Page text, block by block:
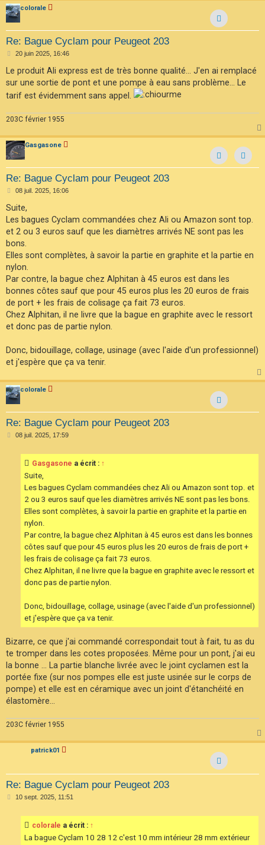
colorale
Re: Bague Cyclam pour Peugeot 203
M
s
s
a
e
20 juin 2025, 16:46
Le produit Ali express est de très bonne qualité... J'en ai remplacé
sur une sortie de pont et une pompe à eau sans problème... Le
tarif est évidemment sans appel.
203C février 1955
Gasgasone
Re: Bague Cyclam pour Peugeot 203
M
s
a
g
e
08 juil. 2025, 16:06
Suite,
Les bagues Cyclam commandées chez Ali ou Amazon sont top.
et 2 ou 3 euros sauf que les diamètres arrivés NE sont pas les
bons.
Elles sont complètes, à savoir la partie en graphite et la partie en
nylon.
Par contre, la bague chez Alphitan à 45 euros est dans les
bonnes côtes sauf que pour 45 euros plus les 20 euros de frais
de port + les frais de colisage ça fait 73 euros.
Chez Alphitan, il ne livre que la bague en graphite avec le ressort
et donc pas de partie nylon.
Donc, bidouillage, collage, usinage (avec l'aide d'un professionnel)
et j'espère que ça va tenir.
colorale
Re: Bague Cyclam pour Peugeot 203
M
08 juil. 2025, 17:59
Gasgasone a écrit : ↑
Suite,
Les bagues Cyclam commandées chez Ali ou Amazon sont top. et
2 ou 3 euros sauf que les diamètres arrivés NE sont pas les bons.
Elles sont complètes, à savoir la partie en graphite et la partie en
nylon.
Par contre, la bague chez Alphitan à 45 euros est dans les bonnes
côtes sauf que pour 45 euros plus les 20 euros de frais de port +
les frais de colisage ça fait 73 euros.
Chez Alphitan, il ne livre que la bague en graphite avec le ressort et
donc pas de partie nylon.
Donc, bidouillage, collage, usinage (avec l'aide d'un professionnel)
et j'espère que ça va tenir.
Bizarre, ce que j'ai commandé correspondait tout à fait, tu as du
te tromper dans les cotes proposées. Même pour un pont, j'ai eu
la bonne ... La partie blanche livrée avec le joint cyclamen est la
portée fixe (sur nos pompes elle est juste usinée sur le corps de
pompe) et elle est en céramique avec un joint d'étanchéité en
élastomère...
203C février 1955
patrick01
Re: Bague Cyclam pour Peugeot 203
M10 sept. 2025, 11:51
colorale a écrit : ↑
La bague Cyclam 10 28 12 c'est 10 mm intérieur 28 mm extérieur